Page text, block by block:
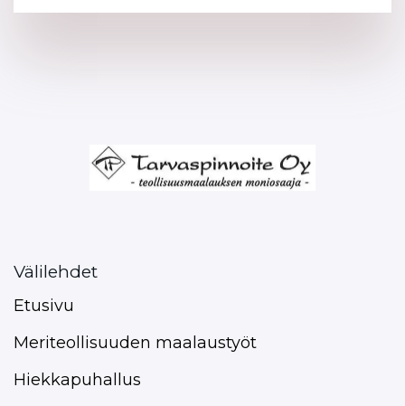
Välilehdet
Etusivu
Meriteollisuuden maalaustyöt
Hiekkapuhallus